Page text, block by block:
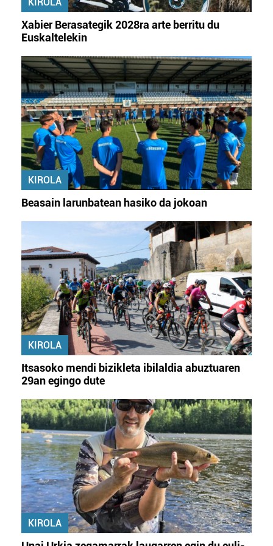
buruzko informazio gehiago eta ezarri zure lehentasunak
datuen atalean. Edozein unetan alda edo ken dezakezu
zure baimena Cookieen adierazpenean.
Webgune honek cookie propioak eta hirugarrenen cookie-
fitxategiak erabiltzen ditu. Zure esperientzia eta
zerbitzuak hobetzeko asmoz, cookie teknologiaz
baliatzen gara. Ohar hau onartuz gero, teknologia hori
erabiltzeko baimen esplizitua ematen diguzu.Gehiago
irakurri
Xabier Berasategik 2028ra arte berritu du
Euskaltelekin
KIROLA
Beasain larunbatean hasiko da jokoan
KIROLA
Itsasoko mendi bizikleta ibilaldia abuztuaren
29an egingo dute
KIROLA